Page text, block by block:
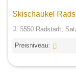
Skischaukel
5550 Radstadt,
Preisniveau: